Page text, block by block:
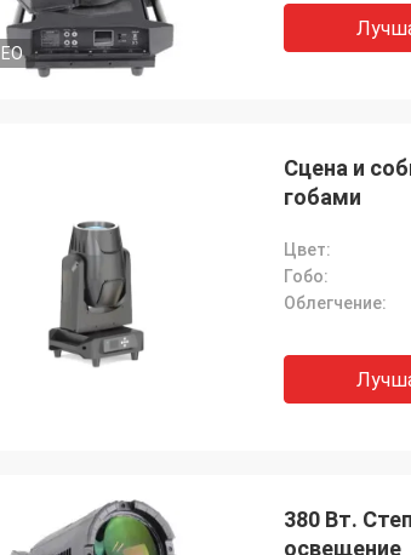
Сцена и
гобами
Цвет:
Гобо:
Облегчение:
380 Вт.
освещение